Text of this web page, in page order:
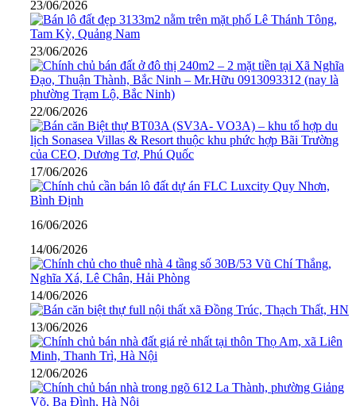
23/06/2026
23/06/2026
22/06/2026
17/06/2026
16/06/2026
14/06/2026
14/06/2026
13/06/2026
12/06/2026